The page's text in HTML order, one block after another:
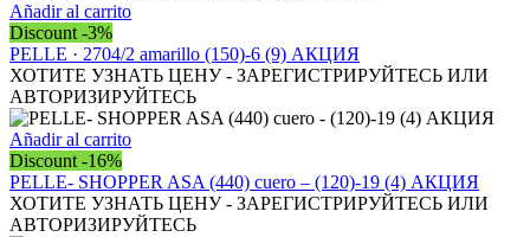
Añadir al carrito
Discount -3%
PELLE · 2704/2 amarillo (150)-6 (9) АКЦИЯ
ХОТИТЕ УЗНАТЬ ЦЕНУ - ЗАРЕГИСТРИРУЙТЕСЬ ИЛИ
АВТОРИЗИРУЙТЕСЬ
Añadir al carrito
Discount -16%
PELLE- SHOPPER ASA (440) cuero – (120)-19 (4) АКЦИЯ
ХОТИТЕ УЗНАТЬ ЦЕНУ - ЗАРЕГИСТРИРУЙТЕСЬ ИЛИ
АВТОРИЗИРУЙТЕСЬ